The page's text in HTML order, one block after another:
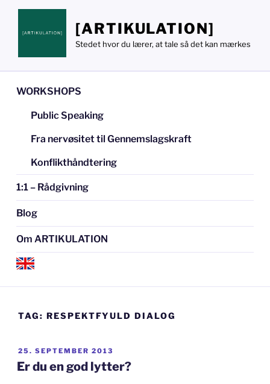
Videre
indhold
[ARTIKULATION]
Stedet hvor du lærer, at tale så det kan mærkes
WORKSHOPS
Public Speaking
Fra nervøsitet til Gennemslagskraft
Konflikthåndtering
1:1 – Rådgivning
Blog
Om ARTIKULATION
TAG: RESPEKTFYULD DIALOG
UDGIVET
DEN
25. SEPTEMBER 2013
Er du en god lytter?